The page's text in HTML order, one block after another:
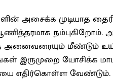
அசைக்க முடியாத
ஆணித்தரமாக
மீண்டும்
இருமுறை யோசிக்க
எதிர்கொள்ள